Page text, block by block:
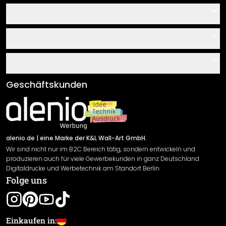
Über uns
Klebe- und Montageanleitungen
Newsletter An-/Abmeldung
Sendungsverfolgung
AGB
Impressum
Versand & Zahlung
Rücksendung
Widerrufsrecht
Datenschutzerklärung
Gewährleistung
Leistungserklärung / CE-Zeichen
Cookie Einstellungen
Geschäftskunden
alenio.de | eine Marke der K&L Wall-Art GmbH.
Wir sind nicht nur im B2C Bereich tätig, sondern entwickeln und
produzieren auch für viele Gewerbekunden in ganz Deutschland
Digitaldrucke und Werbetechnik am Standort Berlin.
Folge uns
Einkaufen in: